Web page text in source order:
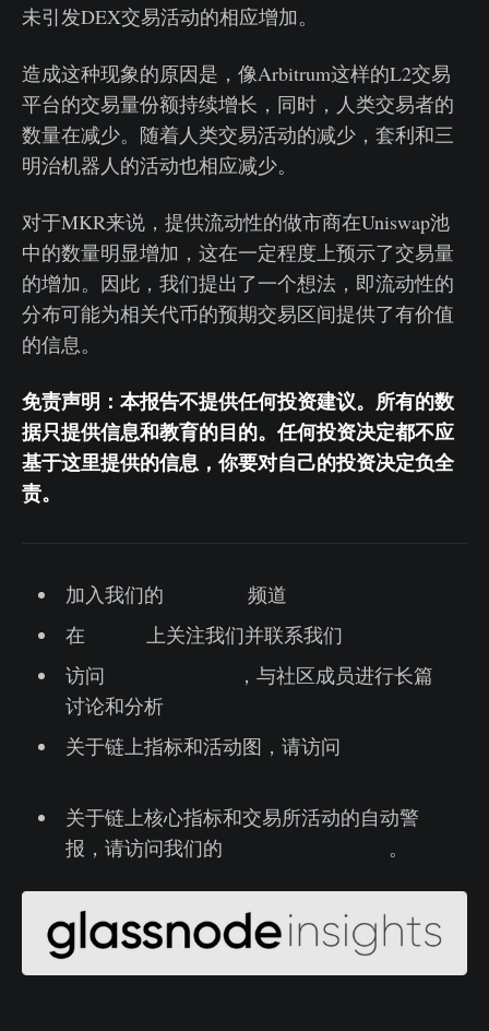
未引发DEX交易活动的相应增加。
造成这种现象的原因是，像Arbitrum这样的L2交易
平台的交易量份额持续增长，同时，人类交易者的
数量在减少。随着人类交易活动的减少，套利和三
明治机器人的活动也相应减少。
对于MKR来说，提供流动性的做市商在Uniswap池
中的数量明显增加，这在一定程度上预示了交易量
的增加。因此，我们提出了一个想法，即流动性的
分布可能为相关代币的预期交易区间提供了有价值
的信息。
免责声明：本报告不提供任何投资建议。所有的数
据只提供信息和教育的目的。任何投资决定都不应
基于这里提供的信息，你要对自己的投资决定负全
责。
加入我们的
频道
在
上关注我们并联系我们
访问
，与社区成员进行长篇
讨论和分析
关于链上指标和活动图，请访问
关于链上核心指标和交易所活动的自动警
报，请访问我们的
。